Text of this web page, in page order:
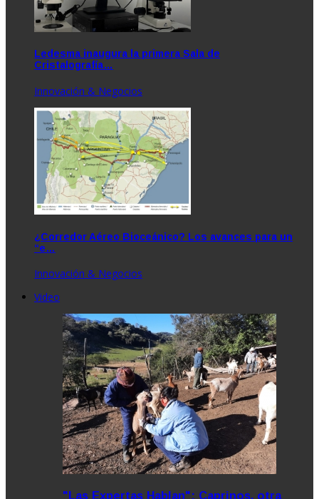
Ledesma inaugura la primera Sala de
Cristalografía…
Innovación & Negocios
¿Corredor Aéreo Bioceánico? Los avances para un
“e…
Innovación & Negocios
Video
"Las Expertas Hablan": Caprinos, otra